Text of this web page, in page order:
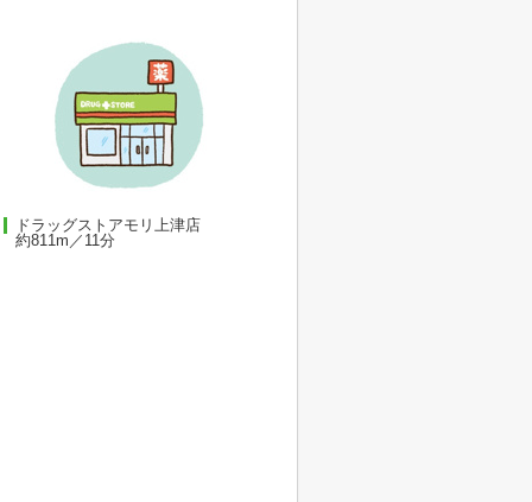
ドラッグストアモリ上津店
約811m／11分